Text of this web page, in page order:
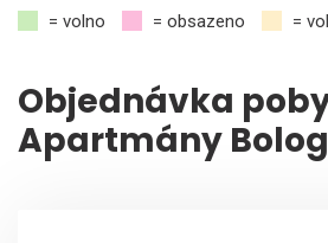
= volno = obsazeno =
Objednávka
Apartmány